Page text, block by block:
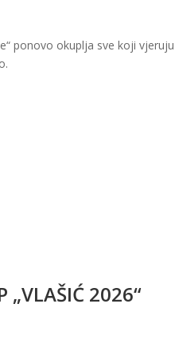
ponovo okuplja sve koji
„VLAŠIĆ 2026“